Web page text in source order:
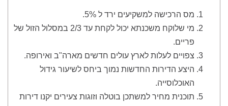
מס הרכישה למשקיעים ירד ל 5%.
מי שלוקח משכנתא יכול לקחת עד 2/3 במסלול הזול של
פריים.
צפויים לעלות לארץ עולים חדשים מארה"ב ואירופה.
היצע הדירות החדשות נמוך ביחס לשיעור גידול
האוכלוסייה.
תוכנית מחיר למשתכן בוטלה וזוגות צעירים יקנו דירות